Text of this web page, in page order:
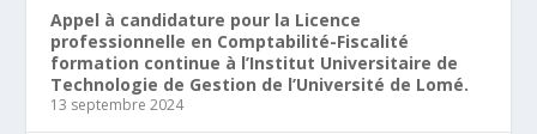
Appel à candidature pour la Licence
professionnelle en Comptabilité-Fiscalité
formation continue à l’Institut Universitaire de
Technologie de Gestion de l’Université de Lomé.
13 septembre 2024